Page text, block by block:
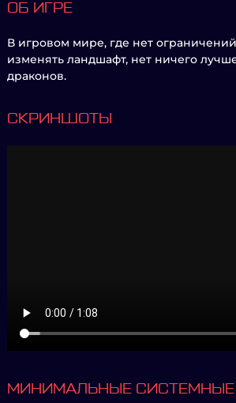
ОБ ИГРЕ
В игровом мире, где нет
изменять ландшафт, нет ничего
драконов.
СКРИНШОТЫ
МИНИМАЛЬНЫЕ СИСТЕМНЫЕ